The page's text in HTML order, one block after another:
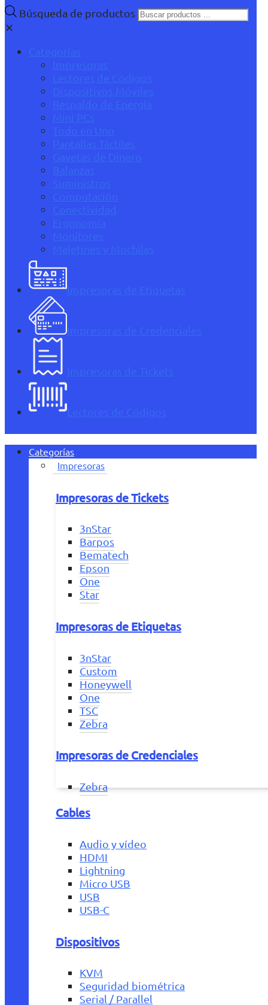
Búsqueda de productos
✕
Categorías
Impresoras
Lectores de Códigos
Dispositivos Móviles
Respaldo de Energía
Mini PCs
Todo en Uno
Pantallas Táctiles
Gavetas de Dinero
Balanzas
Suministros
Computación
Conectividad
Ergonomía
Monitores
Maletines y Mochilas
Impresoras de Etiquetas
Impresoras de Credenciales
Impresoras de Tickets
Lectores de Códigos
Categorías
Impresoras
Impresoras de Tickets
3nStar
Barpos
Bematech
Epson
One
Star
Impresoras de Etiquetas
3nStar
Custom
Honeywell
One
TSC
Zebra
Impresoras de Credenciales
Zebra
Cables
Audio y vídeo
HDMI
Lightning
Micro USB
USB
USB-C
Dispositivos
KVM
Seguridad biométrica
Serial / Parallel